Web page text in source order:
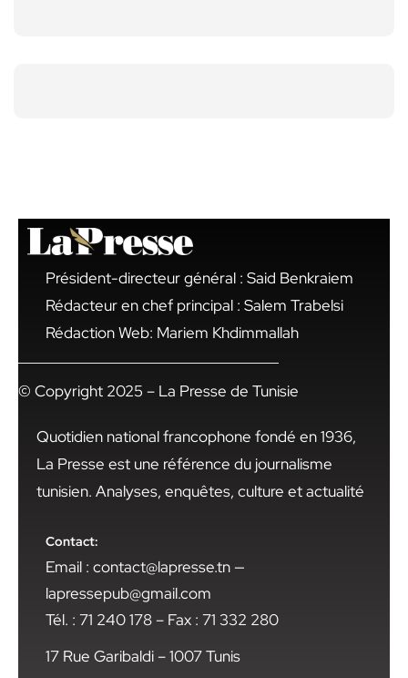
Président-directeur général : Said Benkraiem
Rédacteur en chef principal : Salem Trabelsi
Rédaction Web: Mariem Khdimmallah
© Copyright 2025 – La Presse de Tunisie
Quotidien national francophone fondé en 1936,
La Presse est une référence du journalisme
tunisien. Analyses, enquêtes, culture et actualité
Contact:
Email : contact@lapresse.tn —
lapressepub@gmail.com
Tél. : 71 240 178 – Fax : 71 332 280
17 Rue Garibaldi – 1007 Tunis